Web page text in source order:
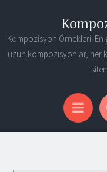
Kompozisyon Örnekleri.
uzun kompozisyonlar, her
Menu